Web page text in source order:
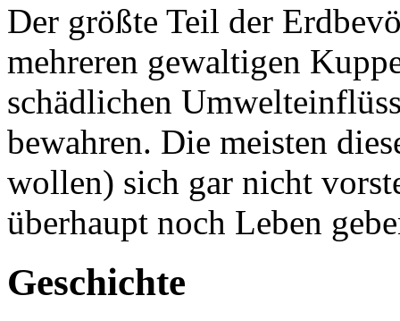
Der größte Teil der
mehreren gewaltigen
schädlichen
bewahren. Die meisten
wollen) sich gar nicht
überhaupt noch Leben
Geschichte